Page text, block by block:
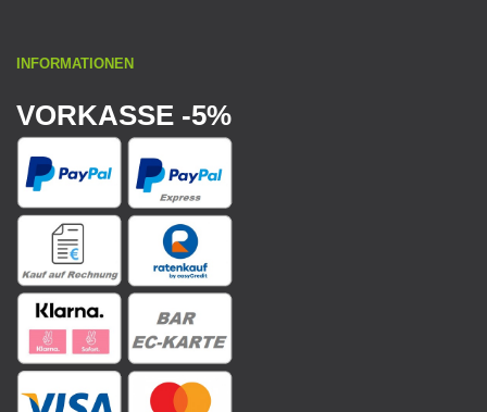
INFORMATIONEN
VORKASSE -5%